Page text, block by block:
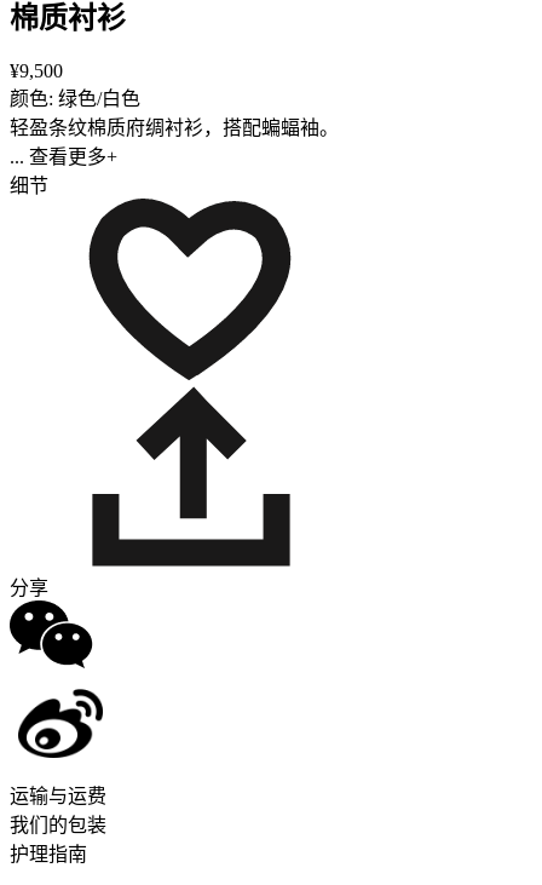
棉质衬衫
¥9,500
颜色: 绿色/白色
轻盈条纹棉质府绸衬衫，搭配蝙蝠袖。
... 查看更多+
细节
分享
运输与运费
我们的包装
护理指南